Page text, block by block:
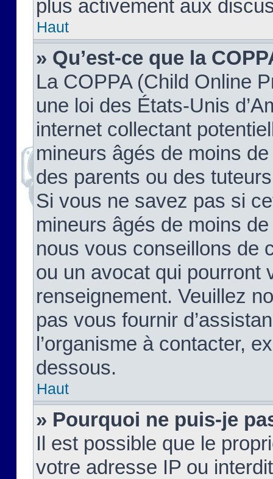
plus activement aux
Haut
» Qu’est-ce que la
La COPPA (Child Online
une loi des États-Unis
internet collectant
mineurs âgés de moins
des parents ou des
Si vous ne savez pas si
mineurs âgés de moins
nous vous conseillons de
ou un avocat qui pourront
renseignement. Veuillez
pas vous fournir
l’organisme à contacter,
dessous.
Haut
» Pourquoi ne puis-je
Il est possible que le
votre adresse IP ou